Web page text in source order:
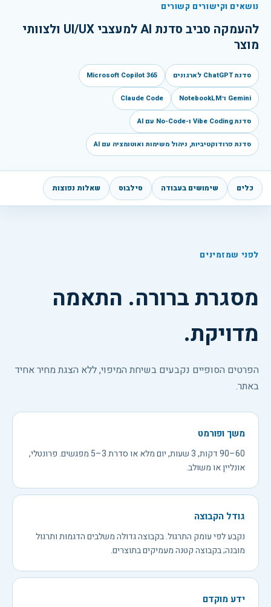
נושאים וקישורים קשורים
להעמקה סביב
סדנת AI למעצבי UI/UX ולצוותי
מוצר
סדנת ChatGPT לארגונים Microsoft Copilot 365
Gemini ו־NotebookLM Claude Code
סדנת Vibe Coding ו-No-Code עם AI
סדנת פרודוקטיביות, ניהול משימות ואוטומציה עם AI
כלים שימושים בעבודה סילבוס שאלות נפוצות
לפני שמזמינים
מסגרת ברורה. התאמה
מדויקת.
הפרטים הסופיים נקבעים בשיחת המיפוי, ללא הצגת מחיר אחיד
באתר.
משך ופורמט
60–90 דקות, 3 שעות, יום מלא או סדרת 3–5 מפגשים. פרונטלי,
אונליין או משולב.
גודל הקבוצה
נקבע לפי עומק התרגול. בקבוצה גדולה משלבים הדגמות ותרגול
מובנה; בקבוצה קטנה מעמיקים בתוצרים.
ידע מוקדם